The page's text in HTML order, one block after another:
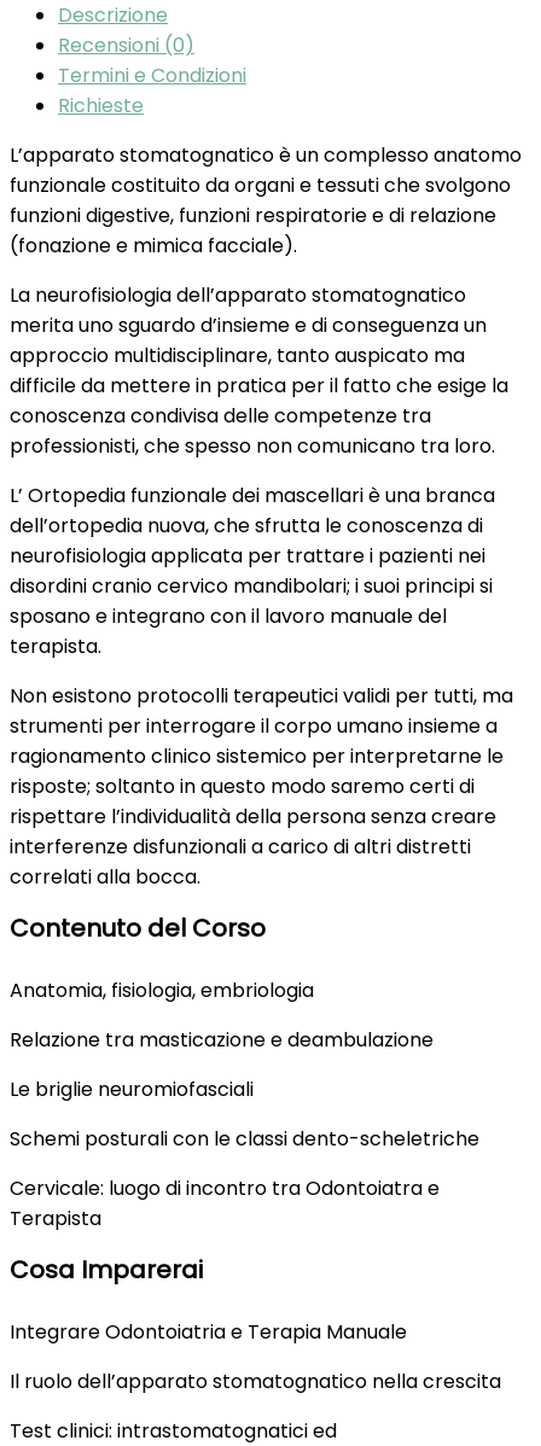
Descrizione
Recensioni (0)
Termini e Condizioni
Richieste
L’apparato stomatognatico è un complesso anatomo
funzionale costituito da organi e tessuti che svolgono
funzioni digestive, funzioni respiratorie e di relazione
(fonazione e mimica facciale).
La neurofisiologia dell’apparato stomatognatico
merita uno sguardo d’insieme e di conseguenza un
approccio multidisciplinare, tanto auspicato ma
difficile da mettere in pratica per il fatto che esige la
conoscenza condivisa delle competenze tra
professionisti, che spesso non comunicano tra loro.
L’ Ortopedia funzionale dei mascellari è una branca
dell’ortopedia nuova, che sfrutta le conoscenza di
neurofisiologia applicata per trattare i pazienti nei
disordini cranio cervico mandibolari; i suoi principi si
sposano e integrano con il lavoro manuale del
terapista.
Non esistono protocolli terapeutici validi per tutti, ma
strumenti per interrogare il corpo umano insieme a
ragionamento clinico sistemico per interpretarne le
risposte; soltanto in questo modo saremo certi di
rispettare l’individualità della persona senza creare
interferenze disfunzionali a carico di altri distretti
correlati alla bocca.
Contenuto del Corso
Anatomia, fisiologia, embriologia
Relazione tra masticazione e deambulazione
Le briglie neuromiofasciali
Schemi posturali con le classi dento-scheletriche
Cervicale: luogo di incontro tra Odontoiatra e
Terapista
Cosa Imparerai
Integrare Odontoiatria e Terapia Manuale
Il ruolo dell’apparato stomatognatico nella crescita
Test clinici: intrastomatognatici ed